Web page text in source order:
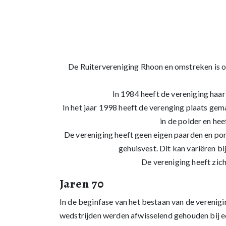
De Ruitervereniging Rhoon en omstreken is
In 1984 heeft de vereniging
In het jaar 1998 heeft de verenging plaats
in de polder en
De vereniging heeft geen eigen paarden en
gehuisvest. Dit kan variëren
De vereniging heeft
Jaren 70
In de beginfase van het bestaan van de
wedstrijden werden afwisselend gehouden bij